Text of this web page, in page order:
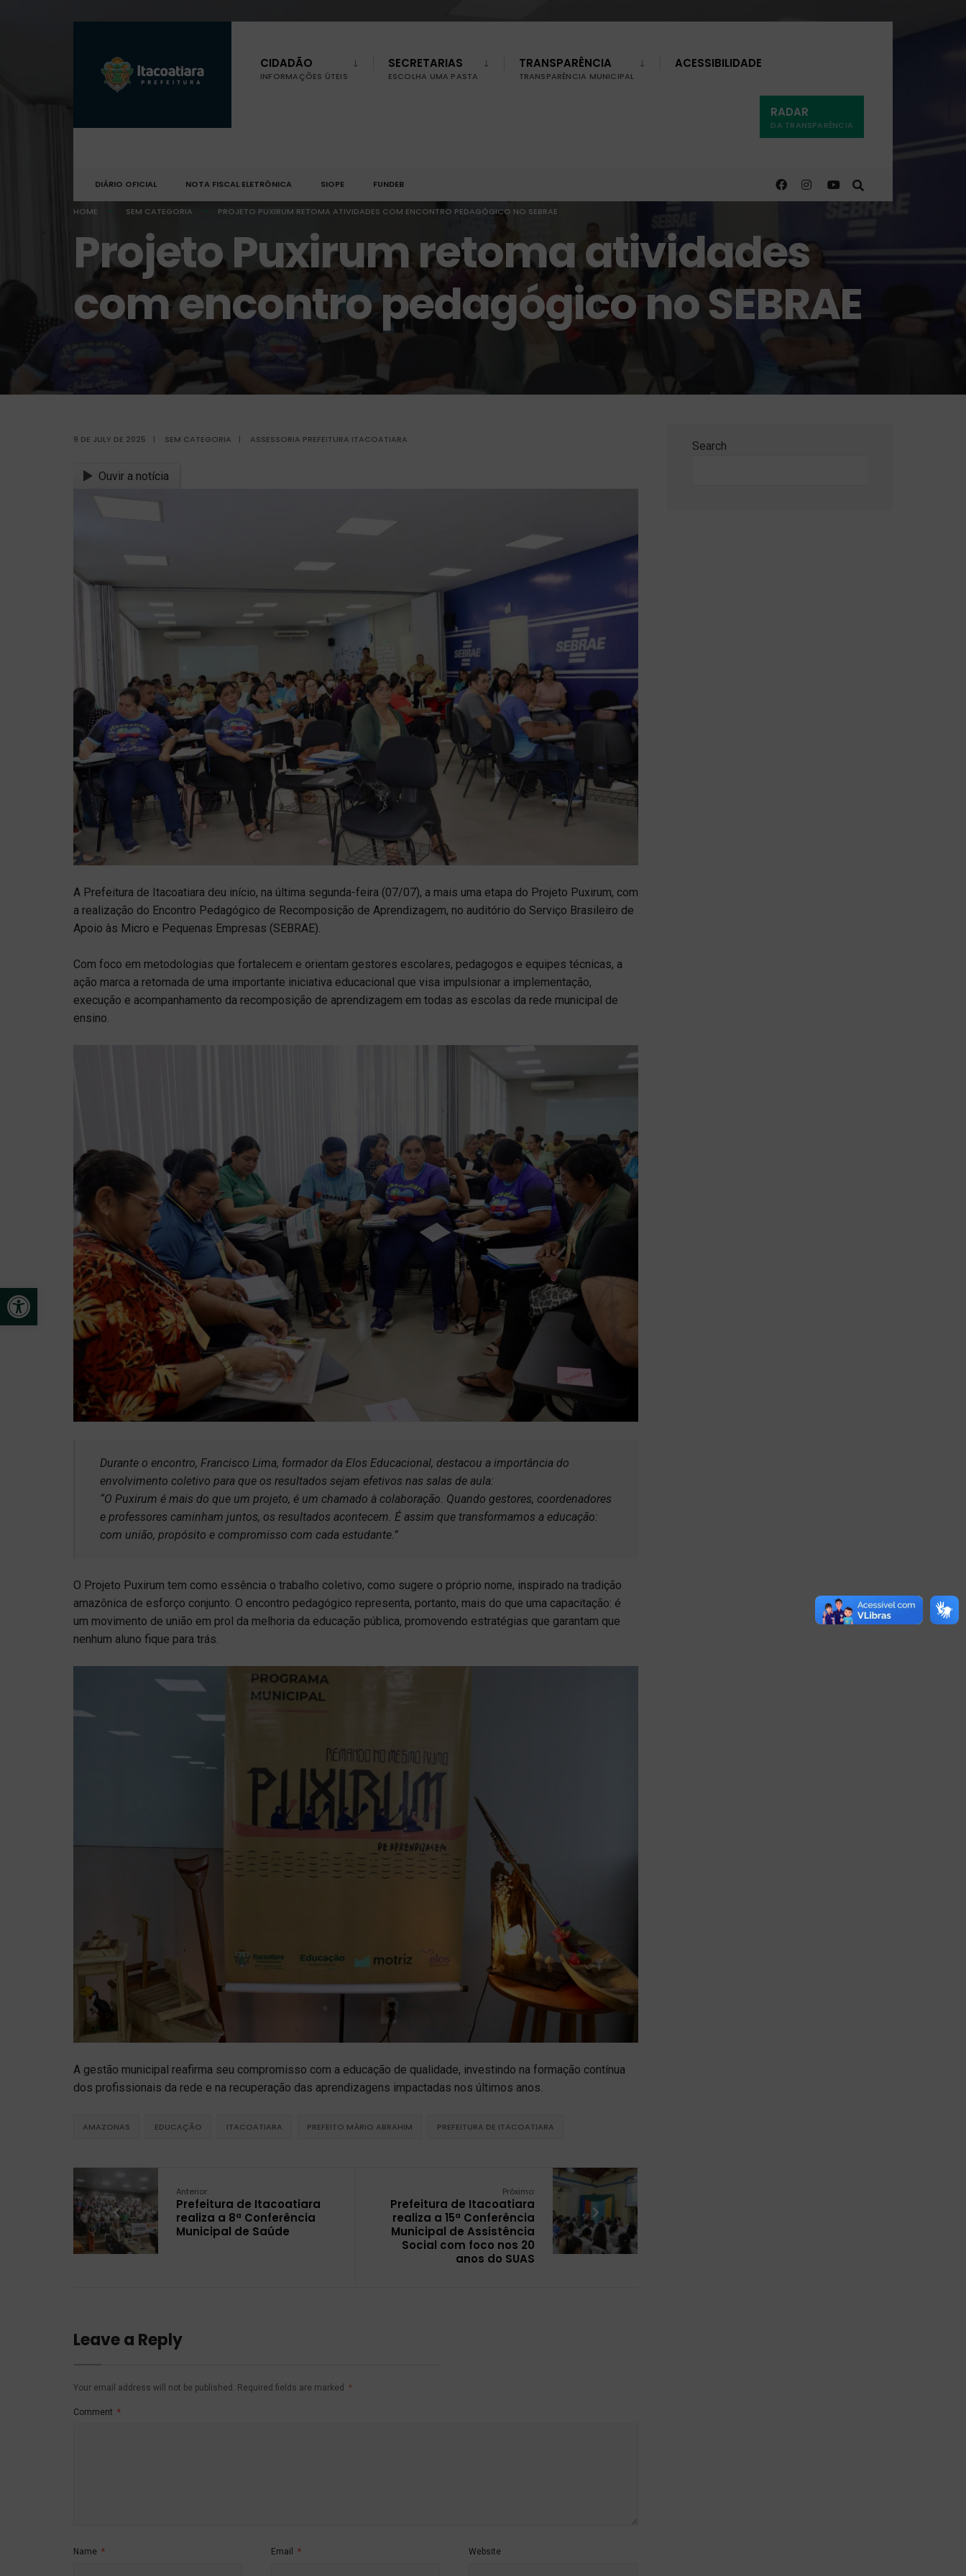
Open toolbar
CIDADÃO
INFORMAÇÕES ÚTEIS
SECRETARIAS
ESCOLHA UMA PASTA
TRANSPARÊNCIA
TRANSPARÊNCIA MUNICIPAL
ACESSIBILIDADE
RADAR
DA TRANSPARÊNCIA
DIÁRIO OFICIAL NOTA FISCAL ELETRÔNICA SIOPE FUNDEB
HOME SEM CATEGORIA PROJETO PUXIRUM RETOMA ATIVIDADES COM ENCONTRO PEDAGÓGICO NO SEBRAE
Projeto Puxirum retoma atividades
com encontro pedagógico no SEBRAE
9 DE JULY DE 2025 | SEM CATEGORIA | ASSESSORIA PREFEITURA ITACOATIARA
Ouvir a notícia
A Prefeitura de Itacoatiara deu início, na última segunda-feira (07/07), a mais uma etapa do Projeto Puxirum, com
a realização do Encontro Pedagógico de Recomposição de Aprendizagem, no auditório do Serviço Brasileiro de
Apoio às Micro e Pequenas Empresas (SEBRAE).
Com foco em metodologias que fortalecem e orientam gestores escolares, pedagogos e equipes técnicas, a
ação marca a retomada de uma importante iniciativa educacional que visa impulsionar a implementação,
execução e acompanhamento da recomposição de aprendizagem em todas as escolas da rede municipal de
ensino.
Durante o encontro, Francisco Lima, formador da Elos Educacional, destacou a importância do
envolvimento coletivo para que os resultados sejam efetivos nas salas de aula:
“O Puxirum é mais do que um projeto, é um chamado à colaboração. Quando gestores, coordenadores
e professores caminham juntos, os resultados acontecem. É assim que transformamos a educação:
com união, propósito e compromisso com cada estudante.”
O Projeto Puxirum tem como essência o trabalho coletivo, como sugere o próprio nome, inspirado na tradição
amazônica de esforço conjunto. O encontro pedagógico representa, portanto, mais do que uma capacitação: é
um movimento de união em prol da melhoria da educação pública, promovendo estratégias que garantam que
nenhum aluno fique para trás.
A gestão municipal reafirma seu compromisso com a educação de qualidade, investindo na formação contínua
dos profissionais da rede e na recuperação das aprendizagens impactadas nos últimos anos.
AMAZONAS EDUCAÇÃO ITACOATIARA PREFEITO MÁRIO ABRAHIM PREFEITURA DE ITACOATIARA
Anterior:
Prefeitura de Itacoatiara
realiza a 8ª Conferência
Municipal de Saúde
Próximo:
Prefeitura de Itacoatiara
realiza a 15ª Conferência
Municipal de Assistência
Social com foco nos 20
anos do SUAS
Leave a Reply
Your email address will not be published. Required fields are marked *
Comment *
Name * Email * Website
Search